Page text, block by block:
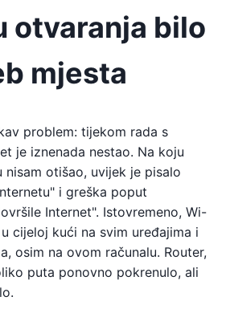
otvaranja bilo
mjesta
problem: tijekom rada s
je iznenada nestao. Na koju
otišao, uvijek je pisalo
i greška poput
Internet". Istovremeno, Wi-
cijeloj kući na svim uređajima i
osim na ovom računalu. Router,
puta ponovno pokrenulo, ali